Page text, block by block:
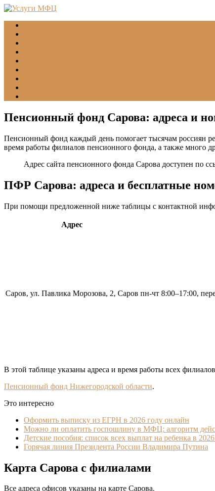
Пенсионный фонд Сарова: адреса и
Пенсионный фонд каждый день помогает тысячам россиян
время работы филиалов пенсионного фонда, а также много
Адрес сайта пенсионного фонда Сарова доступен по
ПФР Сарова: адреса и бесплатные
При помощи предложенной ниже таблицы с контактной
Адрес
Саров, ул. Павлика Морозова, 2, Саров пн-чт 8:00–17:00,
В этой таблице указаны адреса и время работы всех
Пенсионный фонд Нижегородской области.
Это интересно
Оформить выписку из ЕГРН в 2026 году онлайн
Можно ли оплатить госпошлину в МФЦ: алгоритм
Детские пособия: список всех выплат на ребенка в
Горячая линия Президента России Владимира Путина
Карта Сарова с филиалами
Все адреса офисов указаны на карте Сарова.